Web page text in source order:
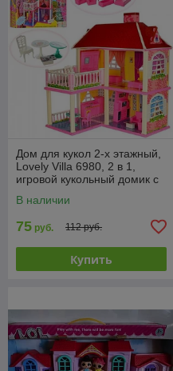
Дом для кукол 2-х этажный,
Lovely Villa 6980, 2 в 1,
игровой кукольный домик с
сборки
В наличии
75 руб. 112 руб.
Купить